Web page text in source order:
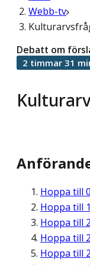
Webb-tv
Debatt om
2 timmar 31
Hoppa till
Hoppa till
Hoppa till
Hoppa till
Hoppa till